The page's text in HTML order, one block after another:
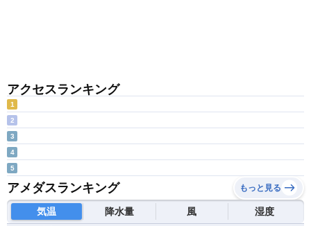
アクセスランキング
1
2
3
4
5
アメダスランキング もっと見る
気温 降水量 風 湿度